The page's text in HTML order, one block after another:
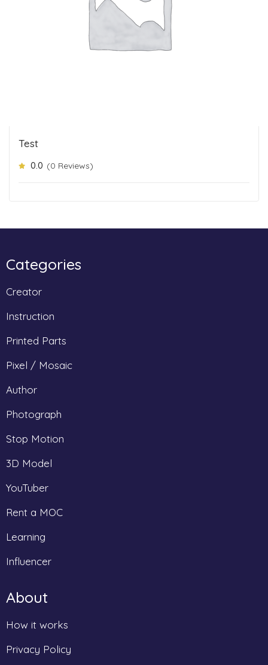
Test
0.0 (0 Reviews)
Categories
Creator
Instruction
Printed Parts
Pixel / Mosaic
Author
Photograph
Stop Motion
3D Model
YouTuber
Rent a MOC
Learning
Influencer
About
How it works
Privacy Policy